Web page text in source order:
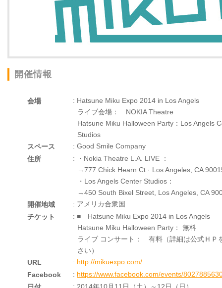
開催情報
会場
: Hatsune Miku Expo 2014 in Los Angels
ライブ会場： NOKIA Theatre
Hatsune Miku Halloween Party：Los Angels
Studios
スペース
: Good Smile Company
住所
: ・Nokia Theatre L.A. LIVE ：
→777 Chick Hearn Ct · Los Angeles, CA
・Los Angels Center Studios：
→450 South Bixel Street, Los Angeles, CA
開催地域
: アメリカ合衆国
チケット
: ■ Hatsune Miku Expo 2014 in Los Angels
Hatsune Miku Halloween Party： 無料
ライブ コンサート： 有料（詳細は公式ＨＰ
さい）
URL
: http://mikuexpo.com/
Facebook
: https://www.facebook.com/events/